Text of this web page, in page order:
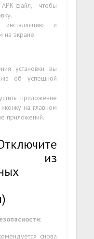
файл, чтобы
инсталляцию и
на экране.
установки вы
об успешной
приложение
на главном
приложений.
из
:
снова